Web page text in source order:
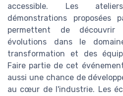
accessible. Les
démonstrations proposées
permettent de
évolutions dans le
transformation et des
Faire partie de cet
aussi une chance de
au cœur de l'industrie. Les